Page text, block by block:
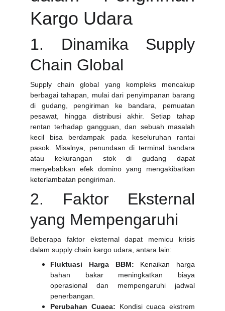
Kargo Udara
1. Dinamika Supply
Chain Global
Supply chain global yang kompleks mencakup
berbagai tahapan, mulai dari penyimpanan barang
di gudang, pengiriman ke bandara, pemuatan
pesawat, hingga distribusi akhir. Setiap tahap
rentan terhadap gangguan, dan sebuah masalah
kecil bisa berdampak pada keseluruhan rantai
pasok. Misalnya, penundaan di terminal bandara
atau kekurangan stok di gudang dapat
menyebabkan efek domino yang mengakibatkan
keterlambatan pengiriman.
2. Faktor Eksternal
yang Mempengaruhi
Beberapa faktor eksternal dapat memicu krisis
dalam supply chain kargo udara, antara lain:
Fluktuasi Harga BBM: Kenaikan harga
bahan bakar meningkatkan biaya
operasional dan mempengaruhi jadwal
penerbangan.
Perubahan Cuaca: Kondisi cuaca ekstrem